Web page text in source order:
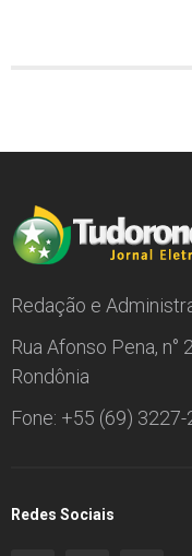
Redação e
Rua Afonso Pena,
Rondônia
Fone: +55 (69)
Redes Sociais